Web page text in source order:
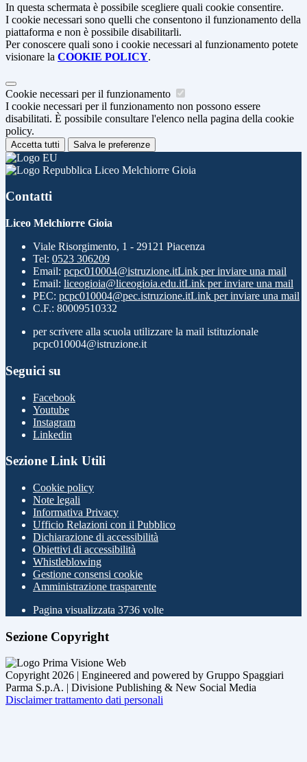
In questa schermata è possibile scegliere quali cookie consentire.
I cookie necessari sono quelli che consentono il funzionamento della
piattaforma e non è possibile disabilitarli.
Per conoscere quali sono i cookie necessari al funzionamento potete
visionare la COOKIE POLICY.
Cookie necessari per il funzionamento
I cookie necessari per il funzionamento non possono essere
disabilitati. È possibile consultare l'elenco nella pagina della cookie
policy.
Accetta tutti Salva le preferenze
Liceo Melchiorre Gioia
Contatti
Liceo Melchiorre Gioia
Viale Risorgimento, 1 - 29121 Piacenza
Tel: 0523 306209
Email: pcpc010004@istruzione.itLink per inviare una mail
Email: liceogioia@liceogioia.edu.itLink per inviare una mail
PEC: pcpc010004@pec.istruzione.itLink per inviare una mail
C.F.: 80009510332
per scrivere alla scuola utilizzare la mail istituzionale
pcpc010004@istruzione.it
Seguici su
Facebook
Youtube
Instagram
Linkedin
Sezione Link Utili
Cookie policy
Note legali
Informativa Privacy
Ufficio Relazioni con il Pubblico
Dichiarazione di accessibilità
Obiettivi di accessibilità
Whistleblowing
Gestione consensi cookie
Amministrazione trasparente
Pagina visualizzata 3736 volte
Sezione Copyright
Copyright 2026 | Engineered and powered by Gruppo Spaggiari
Parma S.p.A. | Divisione Publishing & New Social Media
Disclaimer trattamento dati personali